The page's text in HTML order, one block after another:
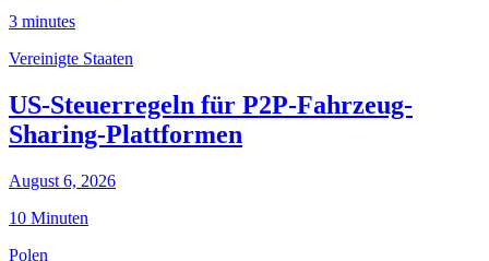
3 minutes
Vereinigte Staaten
US-Steuerregeln für P2P-Fahrzeug-
Sharing-Plattformen
August 6, 2026
10 Minuten
Polen